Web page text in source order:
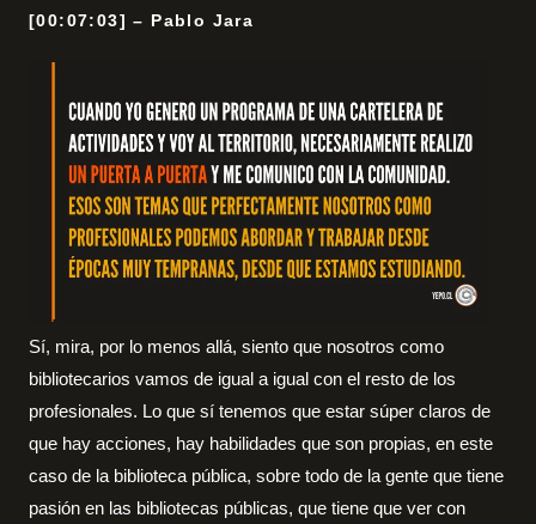
[00:07:03] – Pablo Jara
Sí, mira, por lo menos allá, siento que nosotros como
bibliotecarios vamos de igual a igual con el resto de los
profesionales. Lo que sí tenemos que estar súper claros de
que hay acciones, hay habilidades que son propias, en este
caso de la biblioteca pública, sobre todo de la gente que tiene
pasión en las bibliotecas públicas, que tiene que ver con